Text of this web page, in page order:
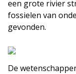
een grote rivier
fossielen van
gevonden.
De